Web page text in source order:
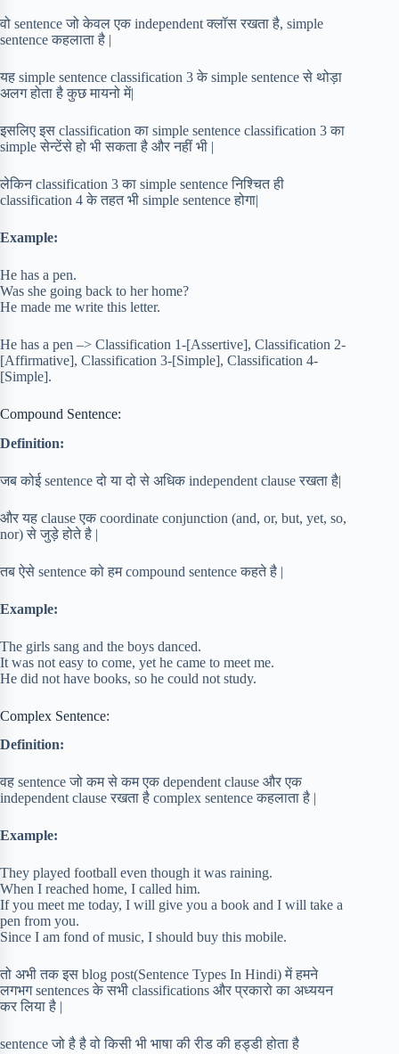
वो sentence जो केवल एक independent क्लॉस रखता है, simple
sentence कहलाता है |
यह simple sentence classification 3 के simple sentence से थोड़ा
अलग होता है कुछ मायनो में|
इसलिए इस classification का simple sentence classification 3 का
simple सेन्टेंसे हो भी सकता है और नहीं भी |
लेकिन classification 3 का simple sentence निश्चित ही
classification 4 के तहत भी simple sentence होगा|
Example:
He has a pen.
Was she going back to her home?
He made me write this letter.
He has a pen –> Classification 1-[Assertive], Classification 2-
[Affirmative], Classification 3-[Simple], Classification 4-
[Simple].
Compound Sentence:
Definition:
जब कोई sentence दो या दो से अधिक independent clause रखता है|
और यह clause एक coordinate conjunction (and, or, but, yet, so,
nor) से जुड़े होते है |
तब ऐसे sentence को हम compound sentence कहते है |
Example:
The girls sang and the boys danced.
It was not easy to come, yet he came to meet me.
He did not have books, so he could not study.
Complex Sentence:
Definition:
वह sentence जो कम से कम एक dependent clause और एक
independent clause रखता है complex sentence कहलाता है |
Example:
They played football even though it was raining.
When I reached home, I called him.
If you meet me today, I will give you a book and I will take a
pen from you.
Since I am fond of music, I should buy this mobile.
तो अभी तक इस blog post(Sentence Types In Hindi) में हमने
लगभग sentences के सभी classifications और प्रकारो का अध्ययन
कर लिया है |
sentence जो है है वो किसी भी भाषा की रीड की हड्डी होता है